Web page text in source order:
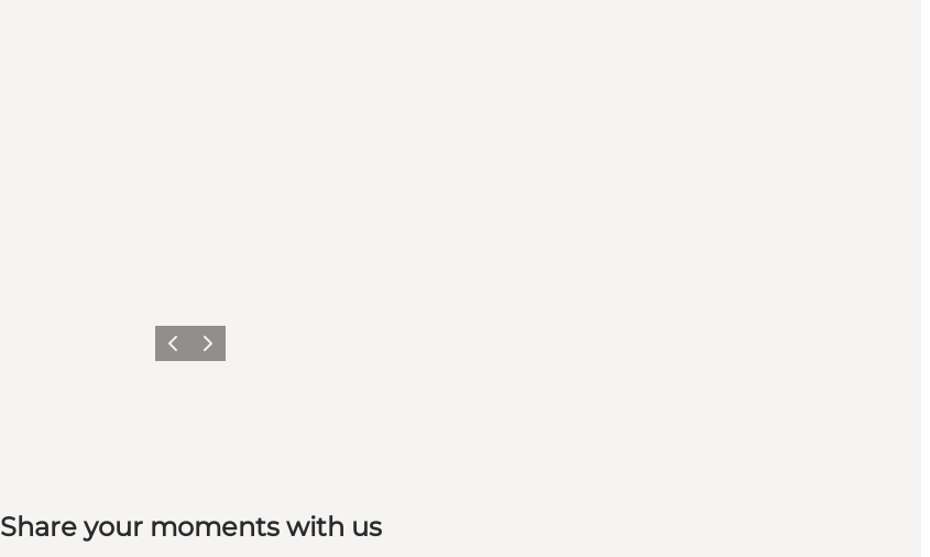
ZurückWeiter
Share your moments with us